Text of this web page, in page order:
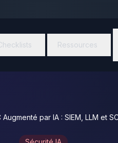
Ressources
Augmenté par IA : SIEM, LLM et